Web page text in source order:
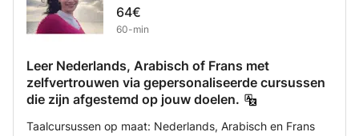
ervan geniet, je het automatisch zult leren... De kracht om
iets te overwinnen is liefde.
64€
60-min
Leer Nederlands, Arabisch of Frans met
zelfvertrouwen via gepersonaliseerde cursussen
die zijn afgestemd op jouw doelen.
Taalcursussen op maat: Nederlands, Arabisch en Frans